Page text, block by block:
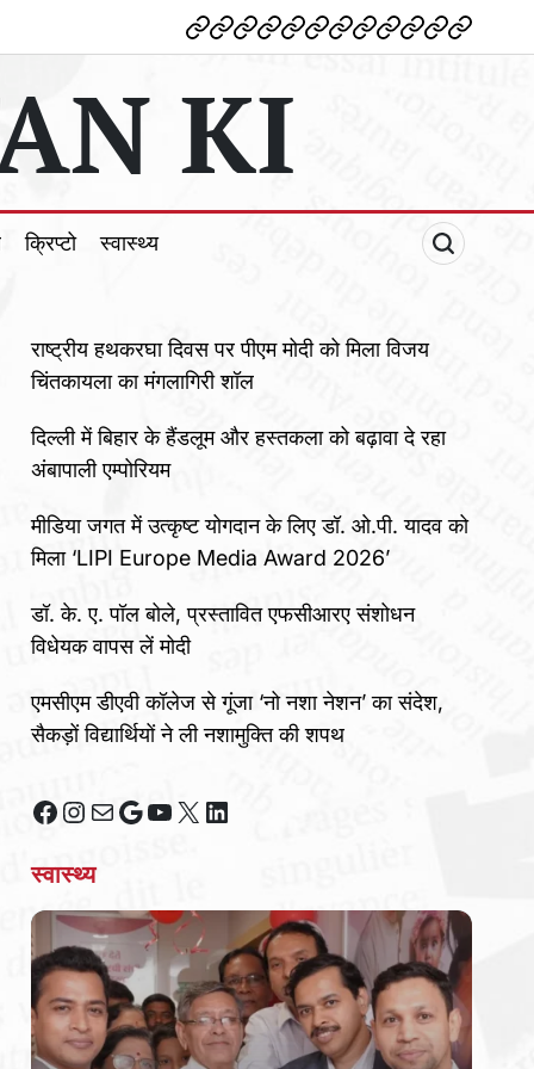
देश विदेशपोलटिकल
मनोरंजन
शिक्षाटेक्नोलॉजी
व्यापारक्राइम
धर्म खेलक्रिप्टोस्वास्थ्य
KI
क्रिप्टो स्वास्थ्य
राष्ट्रीय हथकरघा दिवस पर पीएम मोदी को मिला विजय
चिंतकायला का मंगलागिरी शॉल
दिल्ली में बिहार के हैंडलूम और हस्तकला को बढ़ावा दे रहा
अंबापाली एम्पोरियम
मीडिया जगत में उत्कृष्ट योगदान के लिए डॉ. ओ.पी. यादव को
मिला ‘LIPI Europe Media Award 2026’
डॉ. के. ए. पॉल बोले, प्रस्तावित एफसीआरए संशोधन
विधेयक वापस लें मोदी
एमसीएम डीएवी कॉलेज से गूंजा ‘नो नशा नेशन’ का संदेश,
सैकड़ों विद्यार्थियों ने ली नशामुक्ति की शपथ
Facebook
Instagram
MailGoogle
YouTube
X LinkedIn
स्वास्थ्य